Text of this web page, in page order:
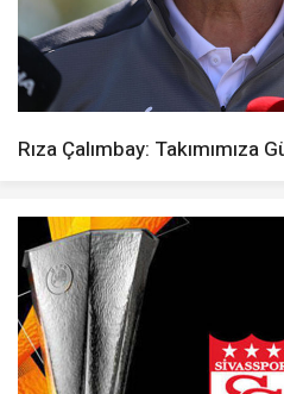
Rıza Çalımbay: Takımımıza